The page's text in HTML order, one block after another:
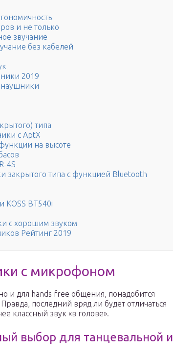
и не только
звучание
без кабелей
2019
наушники
типа
с AptX
на высоте
4S
закрытого типа с функцией Bluetooth
KOSS BT540i
с хорошим звуком
Рейтинг 2019
с микрофоном
и для hands free общения, понадобится
последний вряд ли будет отличаться
классный звук «в голове».
выбор для танцевальной и